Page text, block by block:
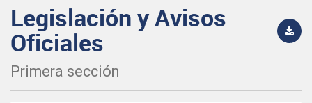
Legislación y Avisos
Oficiales
Primera sección